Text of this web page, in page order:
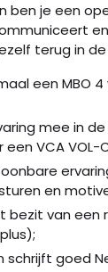
ben je een
terug in
een MBO 4
mee in
een VCA
en
van een
schrijft goed